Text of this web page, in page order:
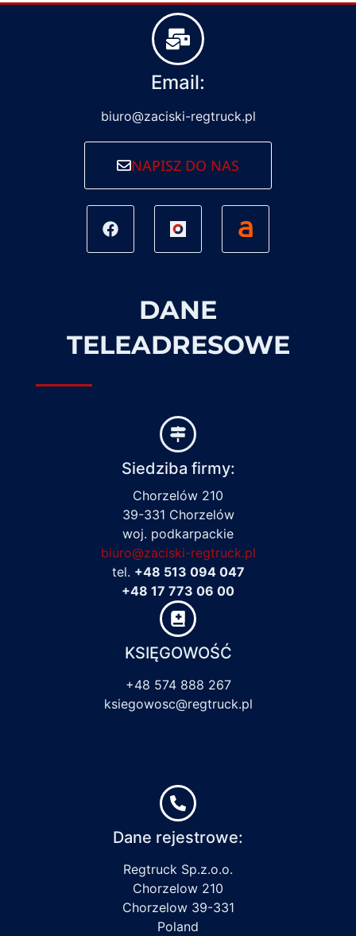
Email:
biuro@zaciski-regtruck.pl
NAPISZ DO NAS
DANE
TELEADRESOWE
Siedziba firmy:
Chorzelów 210
39-331 Chorzelów
woj. podkarpackie
biuro@zaciski-regtruck.pl
tel. +48 513 094 047
+48 17 773 06 00
KSIĘGOWOŚĆ
+48 574 888 267
ksiegowosc@regtruck.pl
Dane rejestrowe:
Regtruck Sp.z.o.o.
Chorzelow 210
Chorzelow 39-331
Poland